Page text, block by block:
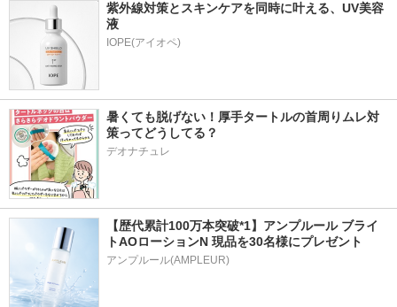
紫外線対策とスキンケアを同時に叶える、UV美容
液
暑くても脱げない！厚手タートルの首周りムレ対
策ってどうしてる？
デオナチュレ
【歴代累計100万本突破*1】アンプルール ブライ
トAOローションN 現品を30名様にプレゼント
アンプルール(AMPLEUR)